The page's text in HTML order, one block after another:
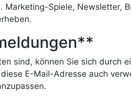
Spiele, Newsletter,
sind, können Sie sich durch
E-Mail-Adresse auch